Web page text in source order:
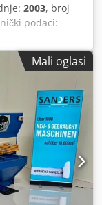
2003, broj
podaci: -
rezanja St
0,5 - 3° -
Broj hidrauličnih
graničnik s
mm - Broj
17/min -
770 mm -
bez
mm - Težina:
osvjetljenje linije
zadnjeg prostora
Djdjx I I
Mali oglasi